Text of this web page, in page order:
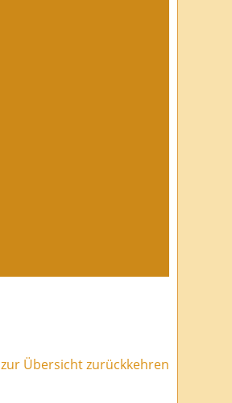
zur Übersicht zurückkehren